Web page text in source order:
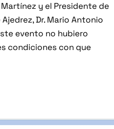
Martínez y el Presidente de
Dr. Mario Antonio
evento no hubiero
condiciones con que